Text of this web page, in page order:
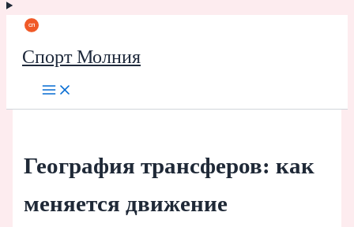
Спорт Молния
География трансферов: как
меняется движение